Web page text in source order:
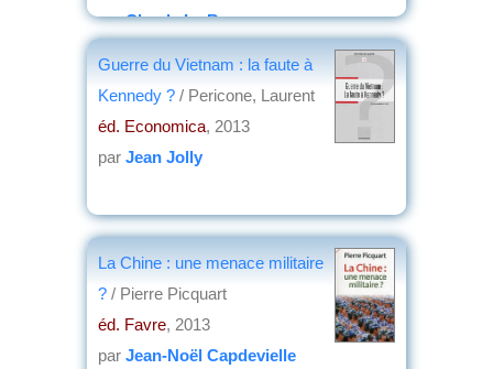
parClaude Le Borgne
Guerre du Vietnam : la faute à
Kennedy ? / Pericone, Laurent
éd. Economica, 2013
par Jean Jolly
La Chine : une menace militaire
? / Pierre Picquart
éd. Favre, 2013
par Jean-Noël Capdevielle